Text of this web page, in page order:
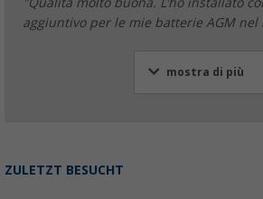
aggiuntivo per le mie batterie AGM nel
mostra di più
ZULETZT BESUCHT